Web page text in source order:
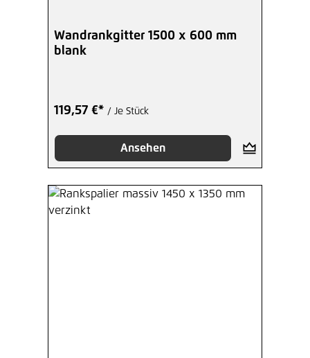
Wandrankgitter 1500 x 600 mm
blank
119,57 €* / Je Stück
Ansehen